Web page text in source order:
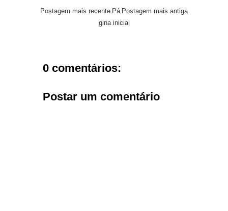
Postagem mais recente Postagem mais antiga
Pá
gina inicial
0 comentários:
Postar um comentário